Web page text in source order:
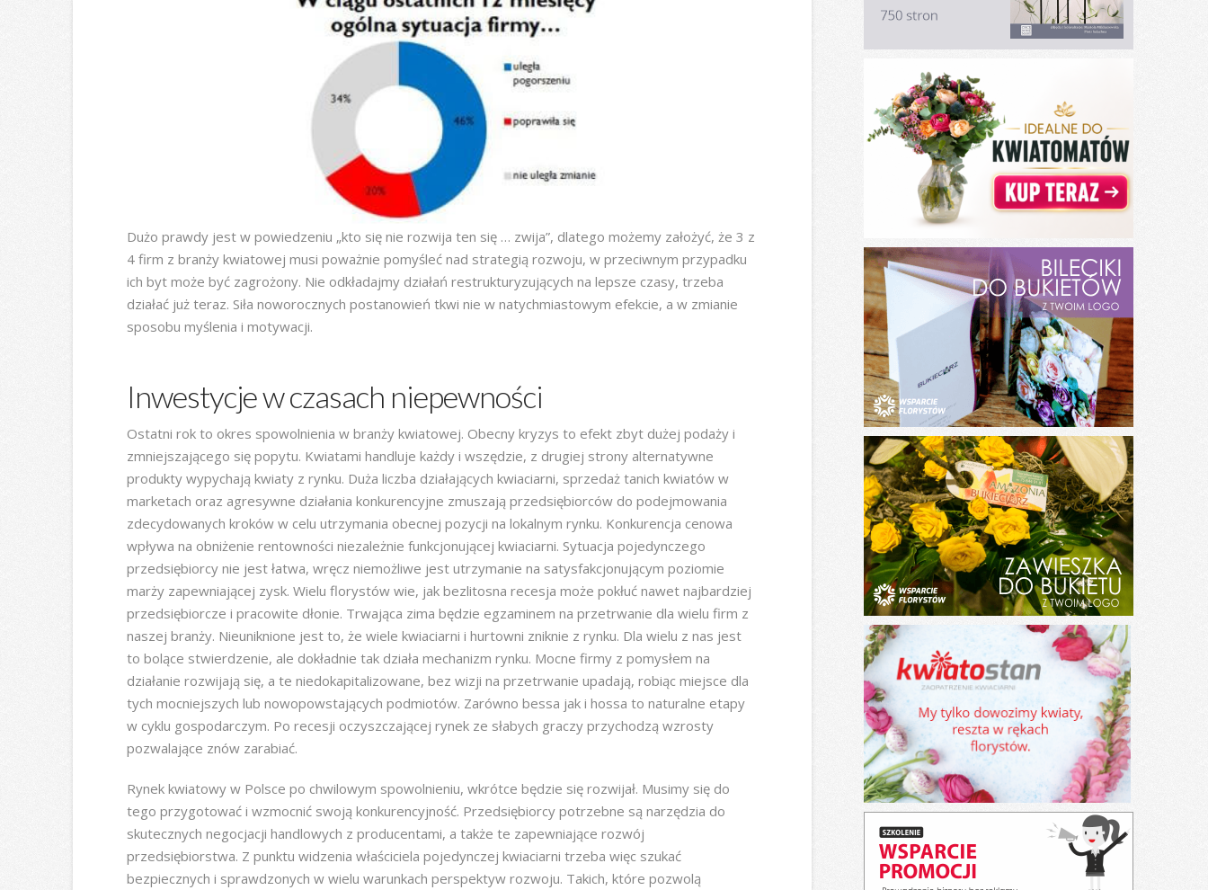
Dużo prawdy jest w powiedzeniu „kto się nie rozwija ten się … zwija”, dlatego możemy założyć, że 3 z
4 firm z branży kwiatowej musi poważnie pomyśleć nad strategią rozwoju, w przeciwnym przypadku
ich byt może być zagrożony. Nie odkładajmy działań restrukturyzujących na lepsze czasy, trzeba
działać już teraz. Siła noworocznych postanowień tkwi nie w natychmiastowym efekcie, a w zmianie
sposobu myślenia i motywacji.
Inwestycje w czasach niepewności
Ostatni rok to okres spowolnienia w branży kwiatowej. Obecny kryzys to efekt zbyt dużej podaży i
zmniejszającego się popytu. Kwiatami handluje każdy i wszędzie, z drugiej strony alternatywne
produkty wypychają kwiaty z rynku. Duża liczba działających kwiaciarni, sprzedaż tanich kwiatów w
marketach oraz agresywne działania konkurencyjne zmuszają przedsiębiorców do podejmowania
zdecydowanych kroków w celu utrzymania obecnej pozycji na lokalnym rynku. Konkurencja cenowa
wpływa na obniżenie rentowności niezależnie funkcjonującej kwiaciarni. Sytuacja pojedynczego
przedsiębiorcy nie jest łatwa, wręcz niemożliwe jest utrzymanie na satysfakcjonującym poziomie
marży zapewniającej zysk. Wielu florystów wie, jak bezlitosna recesja może pokłuć nawet najbardziej
przedsiębiorcze i pracowite dłonie. Trwająca zima będzie egzaminem na przetrwanie dla wielu firm z
naszej branży. Nieuniknione jest to, że wiele kwiaciarni i hurtowni zniknie z rynku. Dla wielu z nas jest
to bolące stwierdzenie, ale dokładnie tak działa mechanizm rynku. Mocne firmy z pomysłem na
działanie rozwijają się, a te niedokapitalizowane, bez wizji na przetrwanie upadają, robiąc miejsce dla
tych mocniejszych lub nowopowstających podmiotów. Zarówno bessa jak i hossa to naturalne etapy
w cyklu gospodarczym. Po recesji oczyszczającej rynek ze słabych graczy przychodzą wzrosty
pozwalające znów zarabiać.
Rynek kwiatowy w Polsce po chwilowym spowolnieniu, wkrótce będzie się rozwijał. Musimy się do
tego przygotować i wzmocnić swoją konkurencyjność. Przedsiębiorcy potrzebne są narzędzia do
skutecznych negocjacji handlowych z producentami, a także te zapewniające rozwój
przedsiębiorstwa. Z punktu widzenia właściciela pojedynczej kwiaciarni trzeba więc szukać
bezpiecznych i sprawdzonych w wielu warunkach perspektyw rozwoju. Takich, które pozwolą